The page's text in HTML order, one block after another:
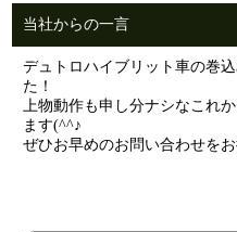
当社からの一言
デュトロハイブリット車の巻
た！
上物動作も申し分ナシなこれ
ます(^^♪
ぜひお早めのお問い合わせを